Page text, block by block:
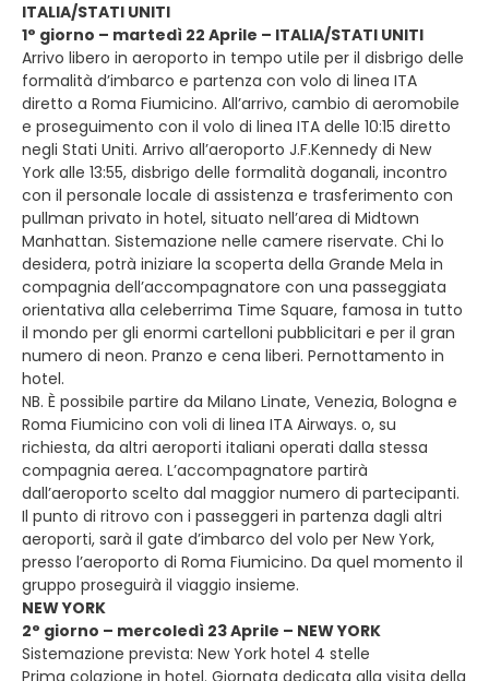
ITALIA/STATI UNITI
1° giorno – martedì 22 Aprile – ITALIA/STATI UNITI
Arrivo libero in aeroporto in tempo utile per il disbrigo delle
formalità d’imbarco e partenza con volo di linea ITA
diretto a Roma Fiumicino. All’arrivo, cambio di aeromobile
e proseguimento con il volo di linea ITA delle 10:15 diretto
negli Stati Uniti. Arrivo all’aeroporto J.F.Kennedy di New
York alle 13:55, disbrigo delle formalità doganali, incontro
con il personale locale di assistenza e trasferimento con
pullman privato in hotel, situato nell’area di Midtown
Manhattan. Sistemazione nelle camere riservate. Chi lo
desidera, potrà iniziare la scoperta della Grande Mela in
compagnia dell’accompagnatore con una passeggiata
orientativa alla celeberrima Time Square, famosa in tutto
il mondo per gli enormi cartelloni pubblicitari e per il gran
numero di neon. Pranzo e cena liberi. Pernottamento in
hotel.
NB. È possibile partire da Milano Linate, Venezia, Bologna e
Roma Fiumicino con voli di linea ITA Airways. o, su
richiesta, da altri aeroporti italiani operati dalla stessa
compagnia aerea. L’accompagnatore partirà
dall’aeroporto scelto dal maggior numero di partecipanti.
Il punto di ritrovo con i passeggeri in partenza dagli altri
aeroporti, sarà il gate d’imbarco del volo per New York,
presso l’aeroporto di Roma Fiumicino. Da quel momento il
gruppo proseguirà il viaggio insieme.
NEW YORK
2° giorno – mercoledì 23 Aprile – NEW YORK
Sistemazione prevista: New York hotel 4 stelle